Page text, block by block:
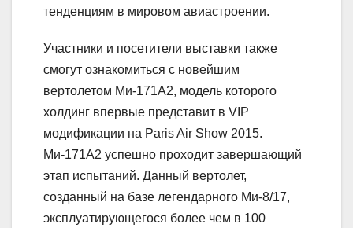
тенденциям в мировом авиастроении.
Участники и посетители выставки также
смогут ознакомиться с новейшим
вертолетом Ми-171А2, модель которого
холдинг впервые представит в VIP
модификации на Paris Air Show 2015.
Ми-171А2 успешно проходит завершающий
этап испытаний. Данный вертолет,
созданный на базе легендарного Ми-8/17,
эксплуатирующегося более чем в 100